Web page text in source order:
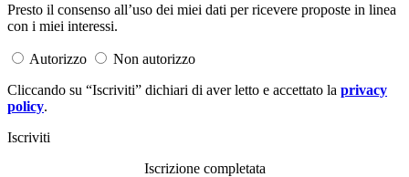
Presto il consenso all’uso dei miei dati per ricevere proposte in linea
con i miei interessi.
Autorizzo
Non autorizzo
Cliccando su “Iscriviti” dichiari di aver letto e accettato la privacy
policy.
Iscriviti
Iscrizione completata